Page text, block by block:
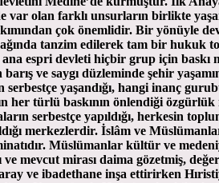
var olan farklı unsurların birlikte
çok önemlidir. Bir yönüyle
tanzim edilerek tam bir hukuk
espri devleti hiçbir grup için baskı
ve saygı düzleminde şehir
serbestçe yaşandığı, hangi inanç
her türlü baskının önlendiği
serbestçe yapıldığı, herkesin
merkezlerdir. İslâm ve
Müslümanlar kültür ve
ve mevcut mirası daima gözetmiş,
ve ibadethane inşa ettirirken